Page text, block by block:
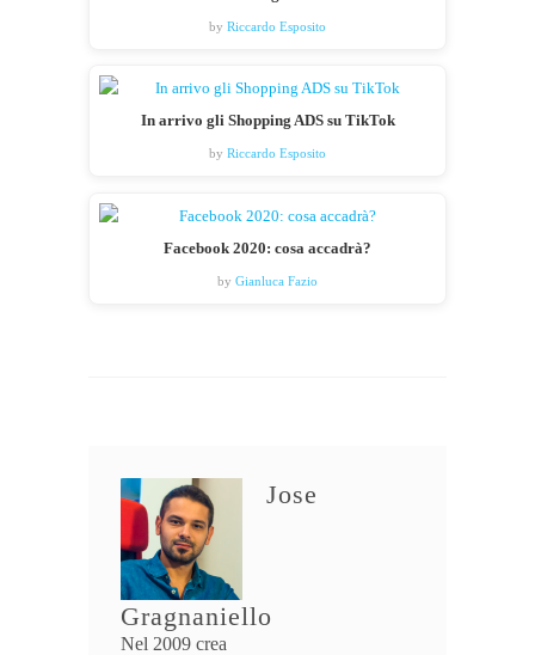
by Riccardo Esposito
In arrivo gli Shopping ADS su TikTok
by Riccardo Esposito
Facebook 2020: cosa accadrà?
by Gianluca Fazio
Jose
Gragnaniello
Nel 2009 crea